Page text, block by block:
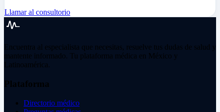
Llamar al consultorio
Encuentra al especialista que necesitas, resuelve tus dudas de salud y
mantente informado. Tu plataforma médica en México y
Latinoamérica.
Plataforma
Directorio médico